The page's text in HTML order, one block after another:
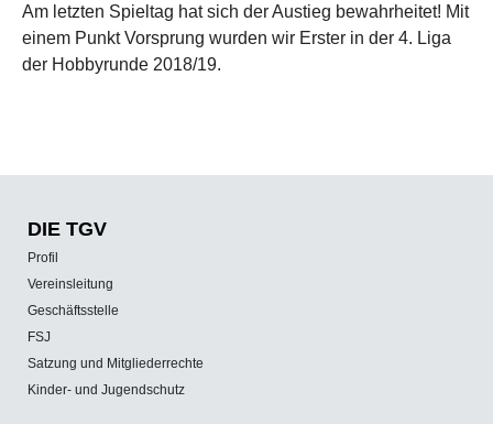
Am letzten Spieltag hat sich der Austieg bewahrheitet! Mit
einem Punkt Vorsprung wurden wir Erster in der 4. Liga
der Hobbyrunde 2018/19.
DIE TGV
Profil
Vereinsleitung
Geschäftsstelle
FSJ
Satzung und Mitgliederrechte
Kinder- und Jugendschutz